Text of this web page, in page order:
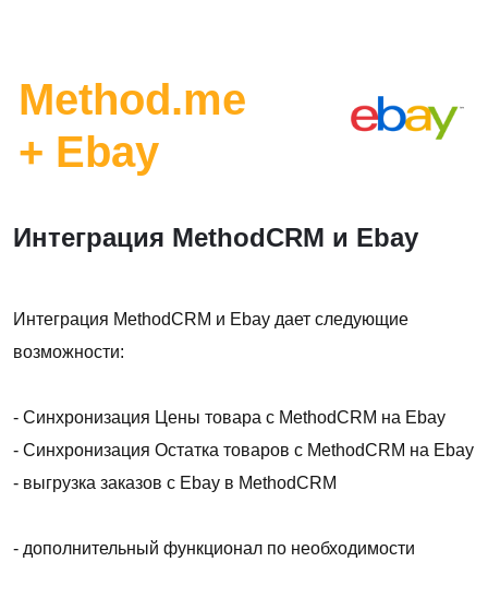
Method.me
+ Ebay
Интеграция MethodCRM и Ebay
Интеграция MethodCRM и Ebay дает следующие
возможности:
- Синхронизация Цены товара с MethodCRM на Ebay
- Синхронизация Остатка товаров с MethodCRM на Ebay
- выгрузка заказов с Ebay в MethodCRM
- дополнительный функционал по необходимости